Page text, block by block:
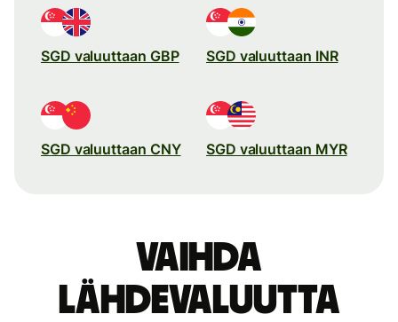
SGD valuuttaan GBP SGD valuuttaan INR
SGD valuuttaan CNY SGD valuuttaan MYR
Vaihda
lähdevaluutta